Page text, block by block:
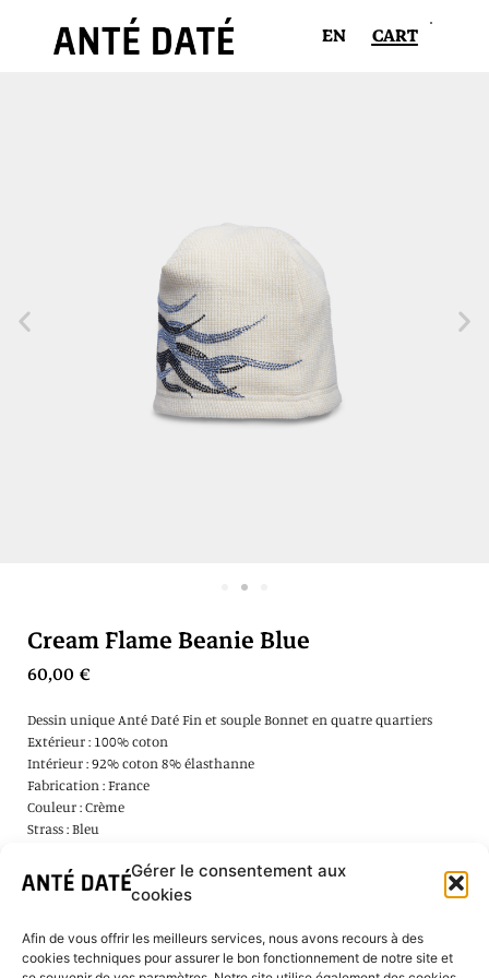
Gérer le consentement aux
cookies
Afin de vous offrir les meilleurs services, nous avons recours à des
cookies techniques pour assurer le bon fonctionnement de notre site et
EN CART
Cream Flame Beanie Blue
60,00 €
Dessin unique Anté Daté Fin et souple Bonnet en quatre quartiers
Extérieur : 100% coton
Intérieur : 92% coton 8% élasthanne
Fabrication : France
Couleur : Crème
Strass : Bleu
Taille unique
Ajouter au panier